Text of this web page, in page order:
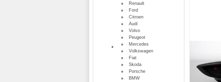
Renault
Ford
Citroen
Audi
Volvo
Peugeot
Mercedes
Volkswagen
Fiat
Skoda
Porsche
BMW